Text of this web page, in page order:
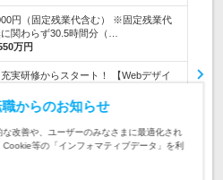
円（固定残業代含む） ※固定残業代
関わらず30.5時間分（…
万円
実研修からスタート！ 【Webデザイ
す◎
経験不問／業種・職種未経験歓迎】人
用だから、社会人デビューも大歓迎！
からのお知らせ
改善や、ユーザーのみなさまに最適化され
等の「インフォマティブデータ」を利